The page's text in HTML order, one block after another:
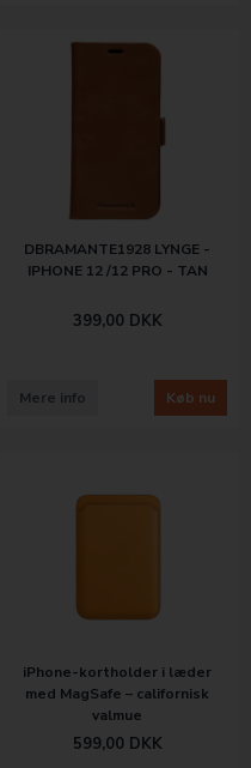
DBRAMANTE1928 LYNGE -
IPHONE 12 /12 PRO - TAN
399,00 DKK
Køb nu
Mere info
iPhone-kortholder i læder
med MagSafe – californisk
valmue
599,00 DKK